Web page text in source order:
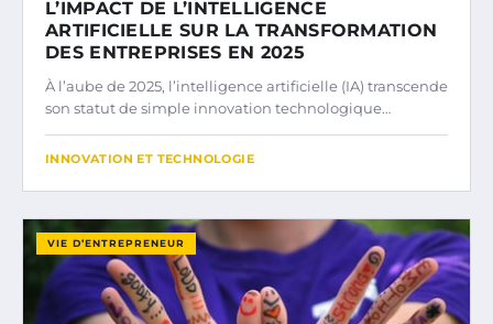
L’IMPACT DE L’INTELLIGENCE
ARTIFICIELLE SUR LA TRANSFORMATION
DES ENTREPRISES EN 2025
À l’aube de 2025, l’intelligence artificielle (IA) transcende
son statut de simple innovation technologique…
INNOVATION ET TECHNOLOGIE
VIE D’ENTREPRENEUR